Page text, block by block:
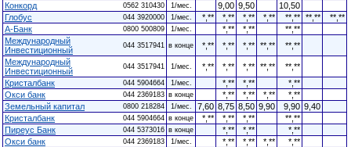
Конкорд
0562 310430 1/мес. 9,00 9,50
10,50
Глобус
044 3920000 1/мес. *,** *,** *,** *,** **,** **,**
**,**
А-Банк
0800 500809 1/мес. *,** *,**
**,**
Международный
Инвестиционный
044 3517941 в конце *,** *,** *,** **,**
**,**
Международный
Инвестиционный
044 3517941 1/мес. *,** *,** *,** **,**
**,**
Кристалбанк
044 5904664 1/мес. *,** *,**
*,**
Окси банк
044 2369183 в конце *,** *,** *,**
*,**
Земельный капитал
0800 218284 1/мес. 7,60 8,75 8,50 9,90 9,90 9,40
Кристалбанк
044 5904664 в конце *,** *,** *,**
**,**
Пиреус Банк
044 5373016 в конце *,** *,**
*,**
Окси банк
044 2369183 1/мес. *,** *,** *,**
*,**